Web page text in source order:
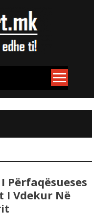
Përfaqësueses
I Vdekur Në